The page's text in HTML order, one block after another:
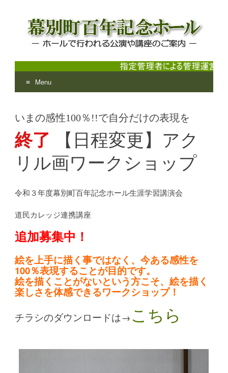
幕別町百年記念ホール
ホールで行われる公演や講座のご案内
Menu
content
いまの感性100％!!で自分だけの表現を
終了
【日程変更】アク
リル画ワークショップ
令和３年度幕別町百年記念ホール生涯学習講演会
道民カレッジ連携講座
追加募集中！
絵を上手に描く事ではなく、今ある感性を
100％表現することが目的です。
絵を描くことがないという方こそ、絵を描く
楽しさを体感できるワークショップ！
チラシのダウンロードは→こちら